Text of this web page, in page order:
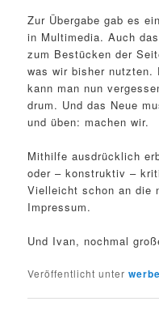
Zur Übergabe gab es
in Multimedia. Auch
zum Bestücken der
was wir bisher nutzten.
kann man nun
drum. Und das Neue
und üben: machen wir.
Mithilfe ausdrücklich
oder – konstruktiv –
Vielleicht schon an die
Impressum.
Und Ivan, nochmal
Veröffentlicht unter